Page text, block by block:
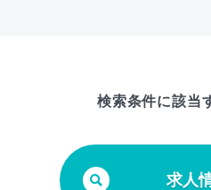
検索条件に該当
求人